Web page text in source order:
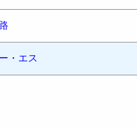
・エス